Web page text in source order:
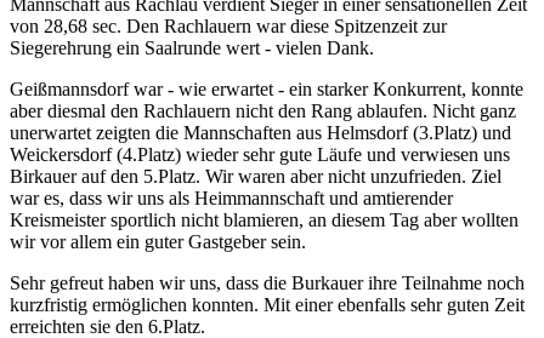
von 28,68 sec. Den Rachlauern war diese Spitzenzeit zur
Siegerehrung ein Saalrunde wert - vielen Dank.
Geißmannsdorf war - wie erwartet - ein starker Konkurrent, konnte
aber diesmal den Rachlauern nicht den Rang ablaufen. Nicht ganz
unerwartet zeigten die Mannschaften aus Helmsdorf (3.Platz) und
Weickersdorf (4.Platz) wieder sehr gute Läufe und verwiesen uns
Birkauer auf den 5.Platz. Wir waren aber nicht unzufrieden. Ziel
war es, dass wir uns als Heimmannschaft und amtierender
Kreismeister sportlich nicht blamieren, an diesem Tag aber wollten
wir vor allem ein guter Gastgeber sein.
Sehr gefreut haben wir uns, dass die Burkauer ihre Teilnahme noch
kurzfristig ermöglichen konnten. Mit einer ebenfalls sehr guten Zeit
erreichten sie den 6.Platz.